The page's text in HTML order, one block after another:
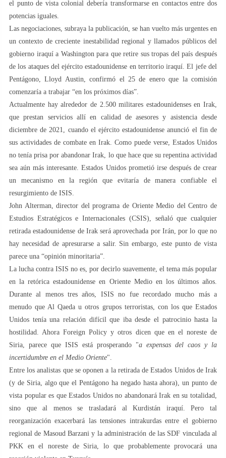
el punto de vista colonial debería transformarse en contactos entre dos
potencias iguales.
Las negociaciones, subraya la publicación, se han vuelto más urgentes en
un contexto de creciente inestabilidad regional y llamados públicos del
gobierno iraquí a Washington para que retire sus tropas del país después
de los ataques del ejército estadounidense en territorio iraquí. El jefe del
Pentágono, Lloyd Austin, confirmó el 25 de enero que la comisión
comenzaría a trabajar “en los próximos días”.
Actualmente hay alrededor de 2.500 militares estadounidenses en Irak,
que prestan servicios allí en calidad de asesores y asistencia desde
diciembre de 2021, cuando el ejército estadounidense anunció el fin de
sus actividades de combate en Irak. Como puede verse, Estados Unidos
no tenía prisa por abandonar Irak, lo que hace que su repentina actividad
sea aún más interesante. Estados Unidos prometió irse después de crear
un mecanismo en la región que evitaría de manera confiable el
resurgimiento de ISIS.
John Alterman, director del programa de Oriente Medio del Centro de
Estudios Estratégicos e Internacionales (CSIS), señaló que cualquier
retirada estadounidense de Irak será aprovechada por Irán, por lo que no
hay necesidad de apresurarse a salir. Sin embargo, este punto de vista
parece una “opinión minoritaria”.
La lucha contra ISIS no es, por decirlo suavemente, el tema más popular
en la retórica estadounidense en Oriente Medio en los últimos años.
Durante al menos tres años, ISIS no fue recordado mucho más a
menudo que Al Qaeda u otros grupos terroristas, con los que Estados
Unidos tenía una relación difícil que iba desde el patrocinio hasta la
hostilidad. Ahora Foreign Policy y otros dicen que en el noreste de
Siria, parece que ISIS está prosperando "a expensas del caos y la
incertidumbre en el Medio Oriente".
Entre los analistas que se oponen a la retirada de Estados Unidos de Irak
(y de Siria, algo que el Pentágono ha negado hasta ahora), un punto de
vista popular es que Estados Unidos no abandonará Irak en su totalidad,
sino que al menos se trasladará al Kurdistán iraquí. Pero tal
reorganización exacerbará las tensiones intrakurdas entre el gobierno
regional de Masoud Barzani y la administración de las SDF vinculada al
PKK en el noreste de Siria, lo que probablemente provocará una